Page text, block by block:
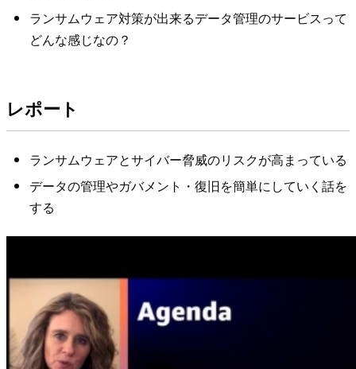
ランサムウェア対策が出来るデータ管理のサービスって
どんな感じなの？
レポート
ランサムウェアとサイバー脅威のリスクが高まっている
データの管理やガバメント・復旧を簡単にしていく話を
する